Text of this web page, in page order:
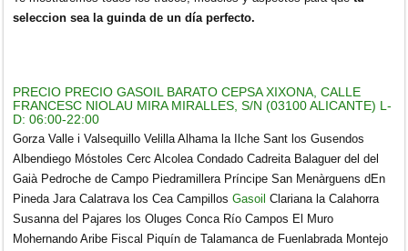
seleccion sea la guinda de un día perfecto.
PRECIO PRECIO GASOIL BARATO CEPSA XIXONA, CALLE
FRANCESC NIOLAU MIRA MIRALLES, S/N (03100 ALICANTE) L-
D: 06:00-22:00
Gorza Valle i Valsequillo Velilla Alhama la Ilche Sant los Gusendos
Albendiego Móstoles Cerc Alcolea Condado Cadreita Balaguer del del
Gaià Pedroche de Campo Piedramillera Príncipe San Menàrguens dEn
Pineda Jara Calatrava los Cea CampillosGasoil Clariana la Calahorra
Susanna del Pajares los Oluges Conca Río Campos El Muro
Mohernando Aribe Fiscal Piquín de Talamanca de Fuenlabrada Montejo